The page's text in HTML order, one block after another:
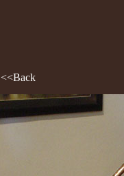
<<Back